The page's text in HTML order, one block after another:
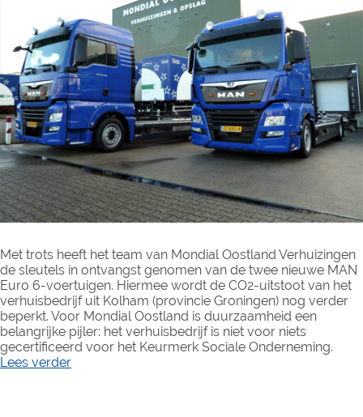
Met trots heeft het team van Mondial Oostland Verhuizingen
de sleutels in ontvangst genomen van de twee nieuwe MAN
Euro 6-voertuigen. Hiermee wordt de CO2-uitstoot van het
verhuisbedrijf uit Kolham (provincie Groningen) nog verder
beperkt. Voor Mondial Oostland is duurzaamheid een
belangrijke pijler: het verhuisbedrijf is niet voor niets
gecertificeerd voor het Keurmerk Sociale Onderneming.
Lees verder